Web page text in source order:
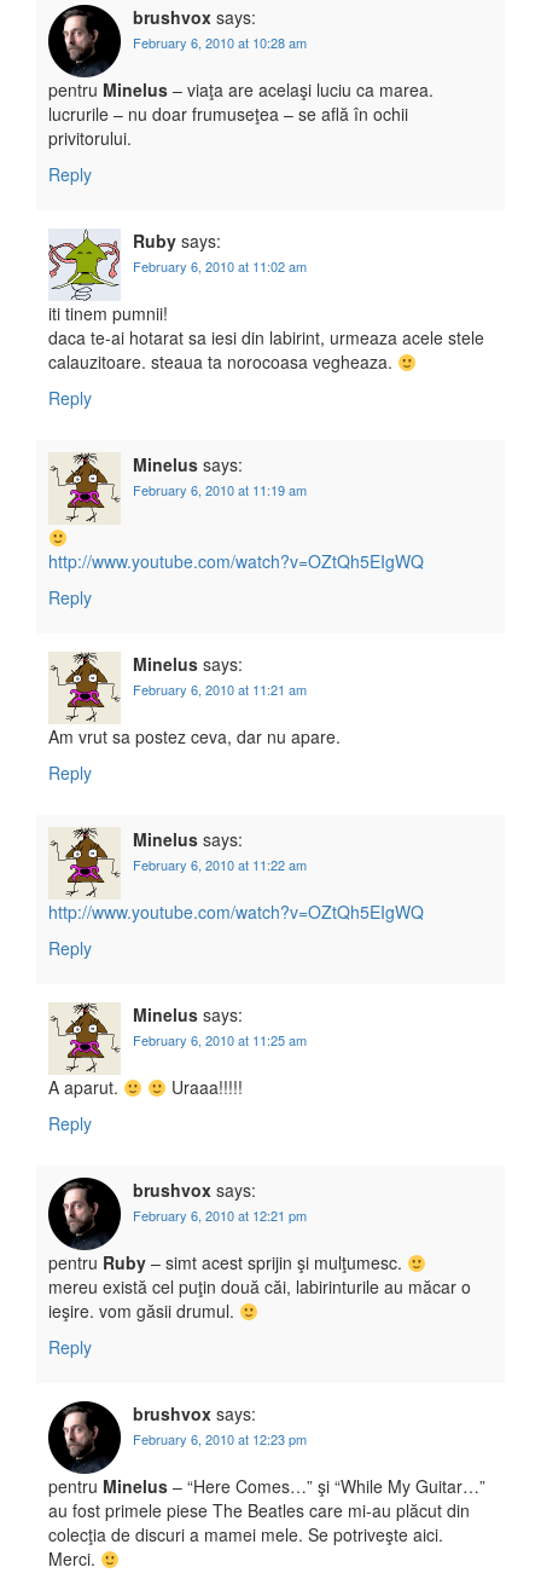
brushvox says:
February 6, 2010 at 10:28 am
pentru Minelus – viaţa are acelaşi luciu ca marea.
lucrurile – nu doar frumuseţea – se află în ochii
privitorului.
Reply
Ruby says:
February 6, 2010 at 11:02 am
iti tinem pumnii!
daca te-ai hotarat sa iesi din labirint, urmeaza acele stele
calauzitoare. steaua ta norocoasa vegheaza.
Reply
Minelus says:
February 6, 2010 at 11:19 am
http://www.youtube.com/watch?v=OZtQh5EIgWQ
Reply
Minelus says:
February 6, 2010 at 11:21 am
Am vrut sa postez ceva, dar nu apare.
Reply
Minelus says:
February 6, 2010 at 11:22 am
http://www.youtube.com/watch?v=OZtQh5EIgWQ
Reply
Minelus says:
February 6, 2010 at 11:25 am
A aparut.
Uraaa!!!!!
Reply
brushvox says:
February 6, 2010 at 12:21 pm
pentru Ruby – simt acest sprijin şi mulţumesc.
mereu există cel puţin două căi, labirinturile au măcar o
ieşire. vom găsii drumul.
Reply
brushvox says:
February 6, 2010 at 12:23 pm
pentru Minelus – “Here Comes…” şi “While My Guitar…”
au fost primele piese The Beatles care mi-au plăcut din
colecţia de discuri a mamei mele. Se potriveşte aici.
Merci.